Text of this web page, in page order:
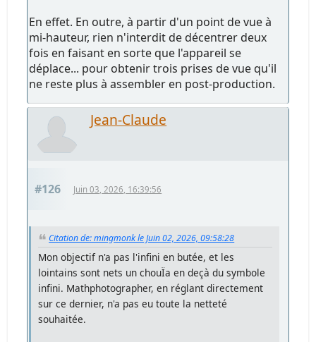
En effet. En outre, à partir d'un point de vue à
mi-hauteur, rien n'interdit de décentrer deux
fois en faisant en sorte que l'appareil se
déplace... pour obtenir trois prises de vue qu'il
ne reste plus à assembler en post-production.
Jean-Claude
#126 Juin 03, 2026, 16:39:56
Citation de: mingmonk le Juin 02, 2026, 09:58:28
Mon objectif n'a pas l'infini en butée, et les
lointains sont nets un chouÏa en deçà du symbole
infini. Mathphotographer, en réglant directement
sur ce dernier, n'a pas eu toute la netteté
souhaitée.